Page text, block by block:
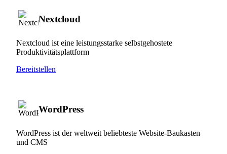
Nextcloud
Nextcloud ist eine leistungsstarke selbstgehostete
Produktivitätsplattform
Bereitstellen
WordPress
WordPress ist der weltweit beliebteste Website-Baukasten
und CMS